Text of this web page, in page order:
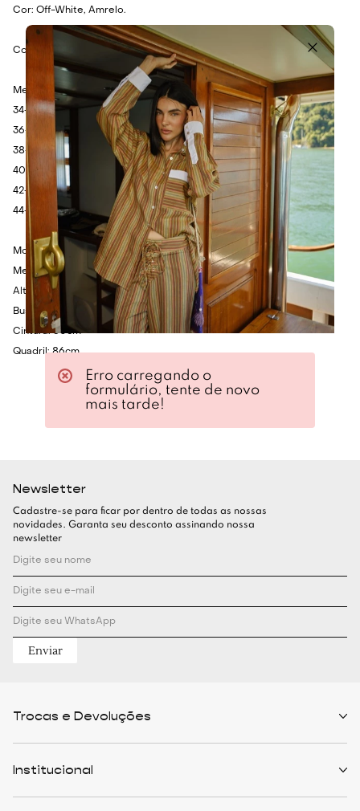
Cor: Off-White, Amrelo.
Composição: 100% Algodão.
Medidas:
34- Cintura: 68cm - Quadril: 106cm - Comprimento: 106cm.
36- Cintura: 72cm - Quadril: 106cm - Comprimento: 108cm.
38- Cintura: 76cm - Quadril: 110cm - Comprimento: 110cm.
40- Cintura: 80cm - Quadril: 114cm - Comprimento: 112cm.
42- Cintura: 84cm - Quadril: 118cm - Comprimento: 114cm.
44- Cintura: 88cm - Quadril: 122cm - Comprimento: 116cm.
Modelo veste 36.
Medidas da Modelo:
Altura: 1.75cm
Busto: 80cm
Cintura: 60cm
Quadril: 86cm
Newsletter
Cadastre-se para ficar por dentro de todas as nossas
novidades. Garanta seu desconto assinando nossa
newsletter
Enviar
Trocas e Devoluções
Formas de Pagamento
Institucional
Erro carregando o
formulário, tente de novo
mais tarde!